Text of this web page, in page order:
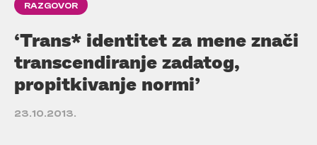
RAZGOVOR
‘Trans* identitet za mene znači
transcendiranje zadatog,
propitkivanje normi’
23.10.2013.